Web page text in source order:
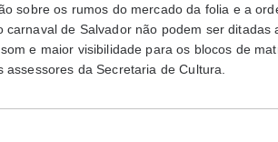
sobre os rumos do mercado da folia e a
carnaval de Salvador não podem ser
e maior visibilidade para os blocos de
da Secretaria de Cultura.